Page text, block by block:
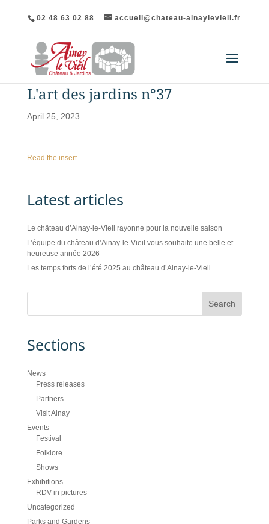
02 48 63 02 88 accueil@chateau-ainaylevieil.fr
L'art des jardins n°37
April 25, 2023
Read the insert...
Latest articles
Le château d’Ainay-le-Vieil rayonne pour la nouvelle saison
L’équipe du château d’Ainay-le-Vieil vous souhaite une belle et
heureuse année 2026
Les temps forts de l’été 2025 au château d’Ainay-le-Vieil
Sections
News
Press releases
Partners
Visit Ainay
Events
Festival
Folklore
Shows
Exhibitions
RDV in pictures
Uncategorized
Parks and Gardens